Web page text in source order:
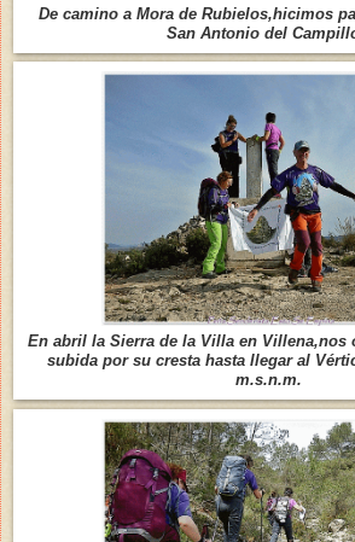
De camino a Mora de Rubielos,hicimos
San Antonio del
En abril la Sierra de la Villa en Villena,nos
subida por su cresta hasta llegar al
m.s.n.m.